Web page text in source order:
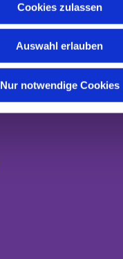
Cookies zulassen
Auswahl erlauben
Nur notwendige Cookies